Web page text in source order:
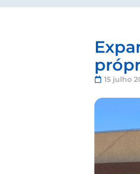
15 julho